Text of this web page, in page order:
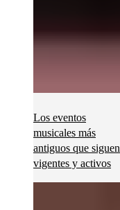
Los eventos
musicales más
antiguos que siguen
vigentes y activos